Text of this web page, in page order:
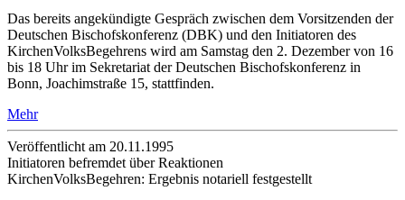
Das bereits angekündigte Gespräch zwischen dem Vorsitzenden der
Deutschen Bischofskonferenz (DBK) und den Initiatoren des
KirchenVolksBegehrens wird am Samstag den 2. Dezember von 16
bis 18 Uhr im Sekretariat der Deutschen Bischofskonferenz in
Bonn, Joachimstraße 15, stattfinden.
Mehr
Veröffentlicht am 20­.11.1995
Initiatoren befremdet über Reaktionen
KirchenVolksBegehren: Ergebnis notariell festgestellt